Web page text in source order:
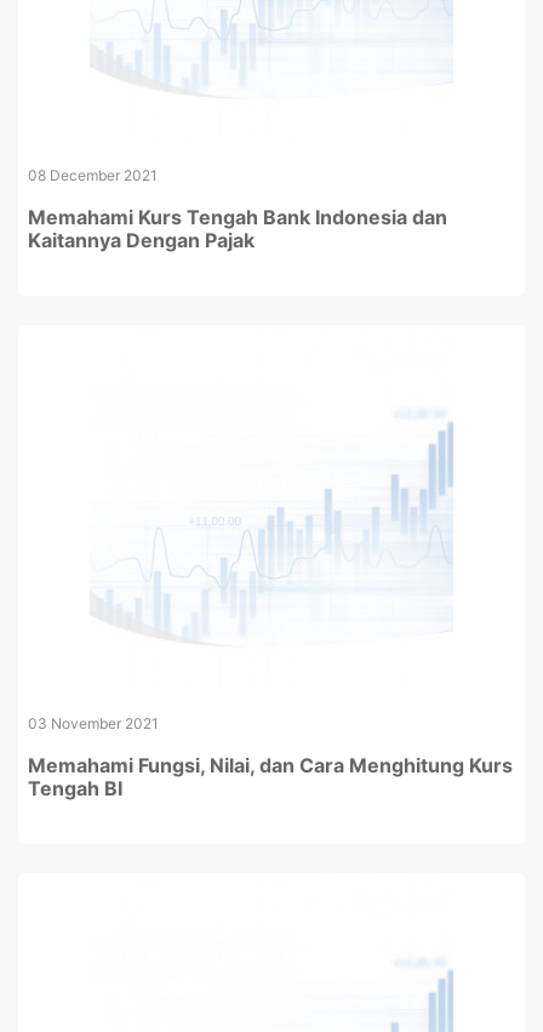
08 December 2021
Memahami Kurs Tengah Bank Indonesia dan
Kaitannya Dengan Pajak
03 November 2021
Memahami Fungsi, Nilai, dan Cara Menghitung Kurs
Tengah BI